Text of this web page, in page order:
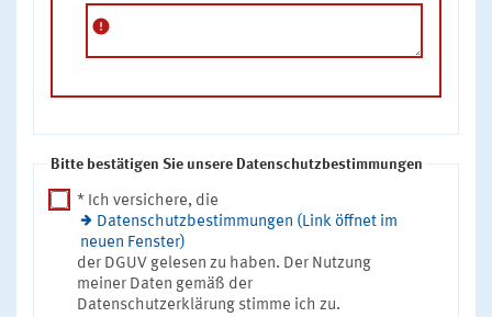
error
Bitte bestätigen Sie unsere Datenschutzbestimmungen
* Ich versichere, die
Datenschutzbestimmungen (Link öffnet im
neuen Fenster)
der DGUV gelesen zu haben. Der Nutzung
meiner Daten gemäß der
Datenschutzerklärung stimme ich zu.